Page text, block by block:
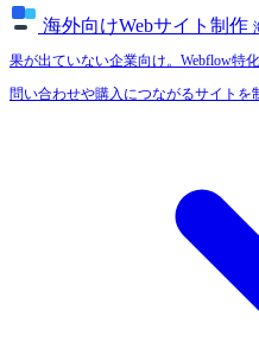
海外向けWebサイト制作
果が出ていない企業向け。Webflow特
問い合わせや購入につながるサイトを